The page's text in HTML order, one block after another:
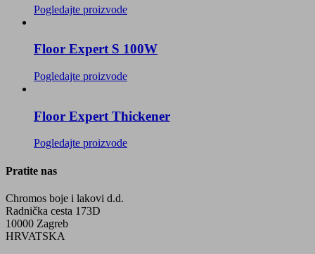
Pogledajte proizvode
Floor Expert S 100W
Pogledajte proizvode
Floor Expert Thickener
Pogledajte proizvode
Pratite nas
Chromos boje i lakovi d.d.
Radnička cesta 173D
10000 Zagreb
HRVATSKA